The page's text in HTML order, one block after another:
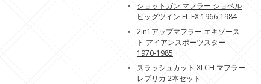
ショットガン マフラー ショベル
ビッグツイン FL FX 1966-1984
2in1アップマフラー エキゾース
ト アイアンスポーツスター
1970-1985
スラッシュカット XLCH マフラー
レプリカ 2本セット